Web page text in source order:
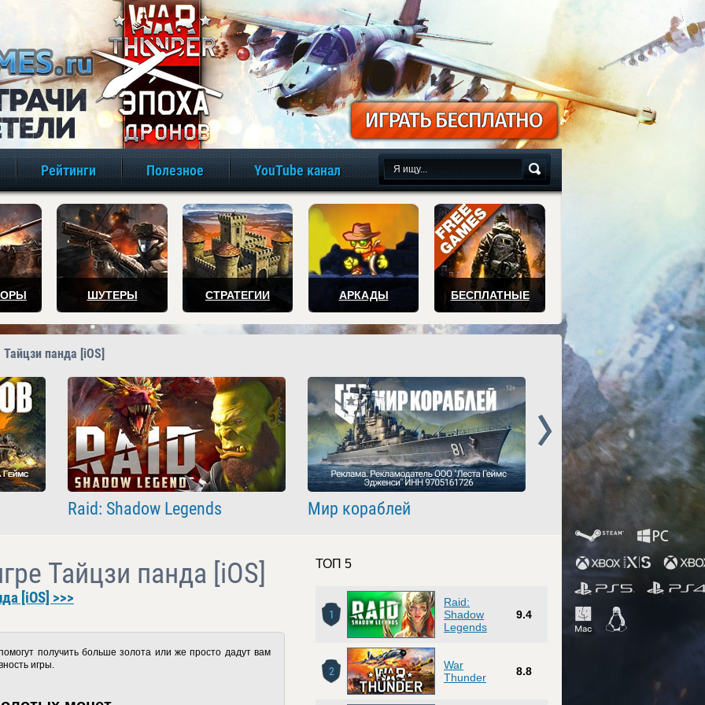
игры онлайн бесплатно
Рейтинги Полезное YouTube канал
ШУТЕРЫ СТРАТЕГИИ АРКАДЫ БЕСПЛАТНЫЕ
панда [iOS]
Raid: Shadow Legends Мир кораблей
Next
Тайцзи панда [iOS]
[iOS] >>>
получить больше золота или же просто дадут вам
игры.
ТОП 5
1
Raid:
Shadow
Legends
9.4
2
War
Thunder
8.8